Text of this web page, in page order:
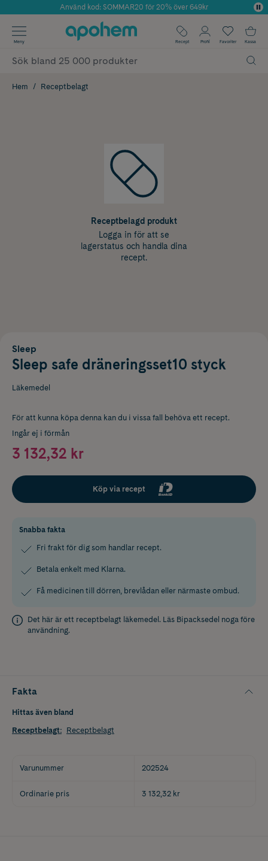
Årets Butik 2025 inom Skönhet
Använd kod: SOMMAR20 för 20% över 649kr
✓ Fri frakt
✓ Poäng på alla köp*
Meny Recept Profil Favoriter Kassa
Hem Receptbelagt
Receptbelagd produkt
Logga in för att se
lagerstatus och handla dina
recept.
Sleep
Sleep safe dräneringsset10 styck
Läkemedel
För att kunna köpa denna kan du i vissa fall behöva ett recept.
Ingår ej i förmån
3 132,32 kr
Köp via recept
Snabba fakta
Fri frakt för dig som handlar recept.
Betala enkelt med Klarna.
Få medicinen till dörren, brevlådan eller närmaste ombud.
Det här är ett receptbelagt läkemedel. Läs Bipacksedel noga före
användning.
Fakta
Hittas även bland
Receptbelagt: Receptbelagt
Varunummer 202524
Ordinarie pris 3 132,32 kr